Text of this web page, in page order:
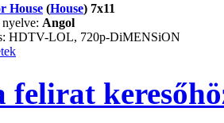
House (House) 7x11
Angol
HDTV-LOL, 720p-DiMENSiON
felirat